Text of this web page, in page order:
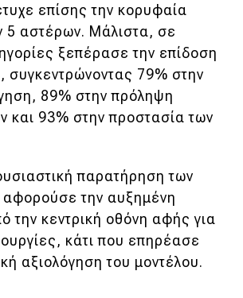
επίσης την κορυφαία
5 αστέρων. Μάλιστα, σε
ξεπέρασε την επίδοση
συγκεντρώνοντας 79% στην
89% στην πρόληψη
και 93% στην προστασία των
παρατήρηση των
αφορούσε την αυξημένη
την κεντρική οθόνη αφής για
κάτι που επηρέασε
αξιολόγηση του μοντέλου.